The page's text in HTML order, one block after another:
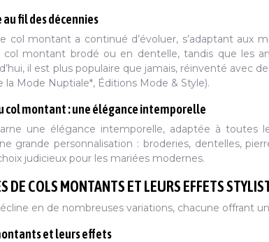
fil des décennies
col montant a continué d’évoluer, s’adaptant aux
montant brodé ou en dentelle, tandis que les
il est plus populaire que jamais, réinventé avec
la Mode Nuptiale*, Éditions Mode & Style).
col montant : une élégance intemporelle
une élégance intemporelle, adaptée à toutes
grande personnalisation : broderies, dentelles,
judicieux pour les mariées modernes.
DE COLS MONTANTS ET LEURS EFFETS
en de nombreuses variations, chacune offrant
et leurs effets